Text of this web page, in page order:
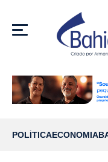
MENU
POLÍTICAECONOMIA